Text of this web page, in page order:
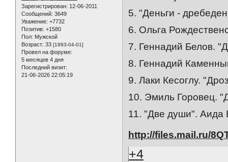
Зарегистрирован: 12-06-2011
Сообщений: 3649
Уважение: +7732
Позитив: +1580
Пол: Мужской
Возраст: 33 [1993-04-01]
Провел на форуме:
5 месяцев 4 дня
Последний визит:
21-06-2026 22:05:19
5. "Деньги -
6. Ольга
7. Геннадий Белов.
8. Геннадий
9. Лаки Кесоглу.
10. Эмиль Горовец.
11. "Две души". Аида
http://files.mail.ru/
+4